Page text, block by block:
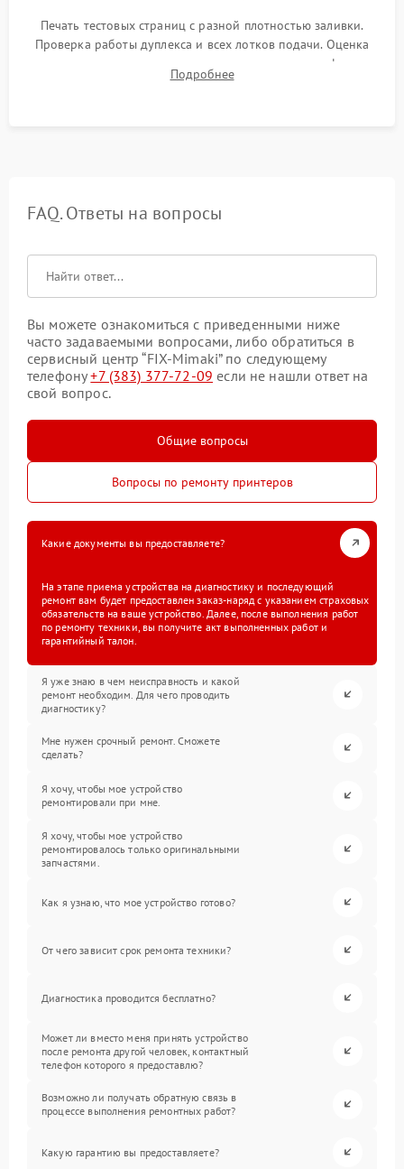
Печать тестовых страниц с разной плотностью заливки.
Проверка работы дуплекса и всех лотков подачи. Оценка
качества запекания тонера и полное отсутствие дефектов
изображения перед выдачей готового устройства.
Подробнее
FAQ. Ответы на вопросы
Вы можете ознакомиться с приведенными ниже
часто задаваемыми вопросами, либо обратиться в
сервисный центр “FIX-Mimaki” по следующему
телефону+7 (383) 377-72-09 если не нашли ответ на
свой вопрос.
Общие вопросы
Вопросы по ремонту принтеров
Какие документы вы предоставляете?
На этапе приема устройства на диагностику и последующий
ремонт вам будет предоставлен заказ-наряд с указанием страховых
обязательств на ваше устройство. Далее, после выполнения работ
по ремонту техники, вы получите акт выполненных работ и
гарантийный талон.
Я уже знаю в чем неисправность и какой
ремонт необходим. Для чего проводить
диагностику?
Мне нужен срочный ремонт. Сможете
сделать?
Я хочу, чтобы мое устройство
ремонтировали при мне.
Я хочу, чтобы мое устройство
ремонтировалось только оригинальными
запчастями.
Как я узнаю, что мое устройство готово?
От чего зависит срок ремонта техники?
Диагностика проводится бесплатно?
Может ли вместо меня принять устройство
после ремонта другой человек, контактный
телефон которого я предоставлю?
Возможно ли получать обратную связь в
процессе выполнения ремонтных работ?
Какую гарантию вы предоставляете?